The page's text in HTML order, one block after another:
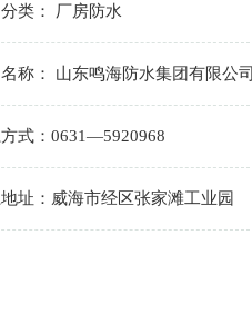
类： 厂房防水
称： 山东鸣海防水集团有限公司
式： 0631—5920968
址： 威海市经区张家滩工业园